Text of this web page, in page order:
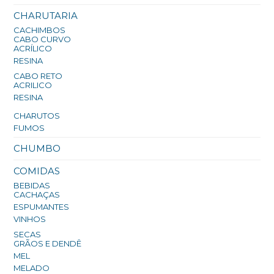
CHARUTARIA
CACHIMBOS
CABO CURVO
ACRÍLICO
RESINA
CABO RETO
ACRILICO
RESINA
CHARUTOS
FUMOS
CHUMBO
COMIDAS
BEBIDAS
CACHAÇAS
ESPUMANTES
VINHOS
SECAS
GRÃOS E DENDÊ
MEL
MELADO